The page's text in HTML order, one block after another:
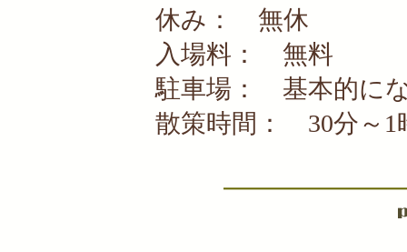
休み： 無休
入場料： 無料
駐車場： 基本的に
散策時間： 30分～1